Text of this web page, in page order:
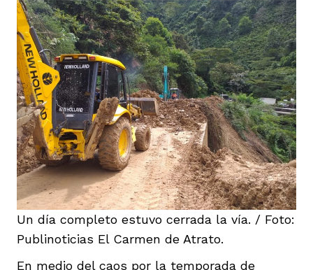
Un día completo estuvo cerrada la vía. / Foto:
Publinoticias El Carmen de Atrato.
En medio del caos por la temporada de